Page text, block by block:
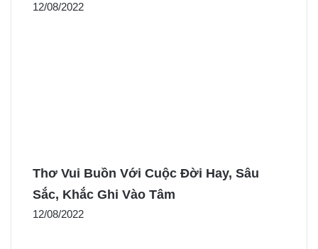
12/08/2022
Thơ Vui Buồn Với Cuộc Đời Hay, Sâu
Sắc, Khắc Ghi Vào Tâm
12/08/2022